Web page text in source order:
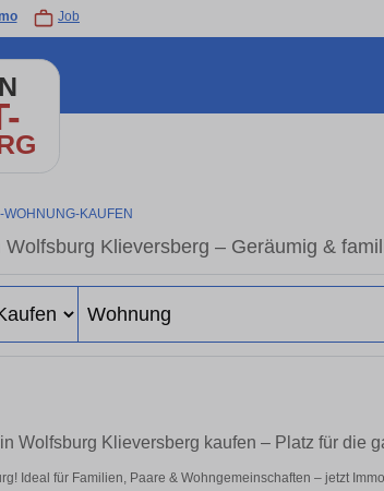
Job
WOHNUNG-KAUFEN
Klieversberg – Geräumig &
Wolfsburg Klieversberg kaufen – Platz für die
Ideal für Familien, Paare & Wohngemeinschaften – jetzt